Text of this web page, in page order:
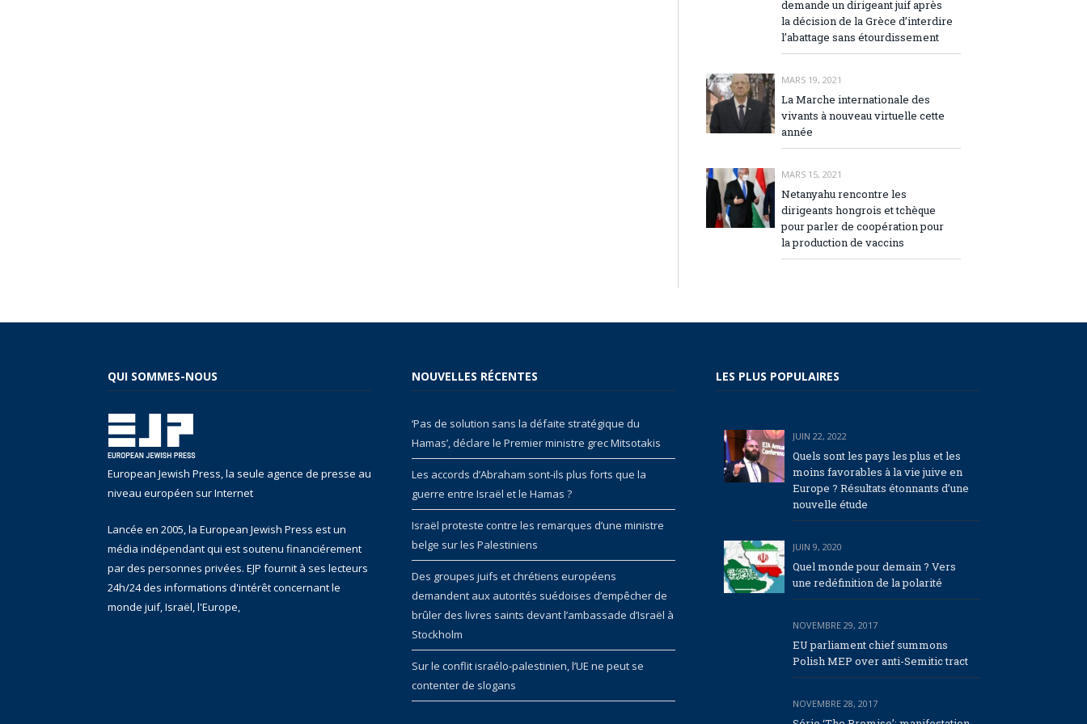
demande un dirigeant juif après
la décision de la Grèce d’interdire
l’abattage sans étourdissement
MARS 19, 2021
La Marche internationale des
vivants à nouveau virtuelle cette
année
MARS 15, 2021
Netanyahu rencontre les
dirigeants hongrois et tchèque
pour parler de coopération pour
la production de vaccins
QUI SOMMES-NOUS
European Jewish Press, la seule agence de presse au
niveau européen sur Internet
Lancée en 2005, la European Jewish Press est un
média indépendant qui est soutenu financiérement
par des personnes privées. EJP fournit à ses lecteurs
24h/24 des informations d'intérêt concernant le
monde juif, Israël, l'Europe,
NOUVELLES RÉCENTES
‘Pas de solution sans la défaite stratégique du
Hamas’, déclare le Premier ministre grec Mitsotakis
Les accords d’Abraham sont-ils plus forts que la
guerre entre Israël et le Hamas ?
Israël proteste contre les remarques d’une ministre
belge sur les Palestiniens
Des groupes juifs et chrétiens européens
demandent aux autorités suédoises d’empêcher de
brûler des livres saints devant l’ambassade d’Israël à
Stockholm
Sur le conflit israélo-palestinien, l’UE ne peut se
contenter de slogans
LES PLUS POPULAIRES
JUIN 22, 2022
Quels sont les pays les plus et les
moins favorables à la vie juive en
Europe ? Résultats étonnants d’une
nouvelle étude
JUIN 9, 2020
Quel monde pour demain ? Vers
une redéfinition de la polarité
NOVEMBRE 29, 2017
EU parliament chief summons
Polish MEP over anti-Semitic tract
NOVEMBRE 28, 2017